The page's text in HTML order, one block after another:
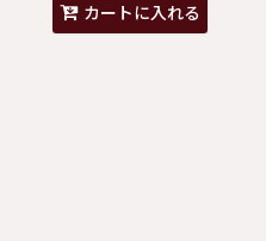
カートに入れる